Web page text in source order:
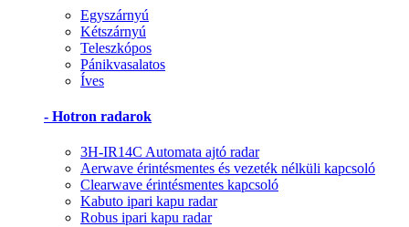
Egyszárnyú
Kétszárnyú
Teleszkópos
Pánikvasalatos
Íves
- Hotron radarok
3H-IR14C Automata ajtó radar
Aerwave érintésmentes és vezeték nélküli kapcsoló
Clearwave érintésmentes kapcsoló
Kabuto ipari kapu radar
Robus ipari kapu radar